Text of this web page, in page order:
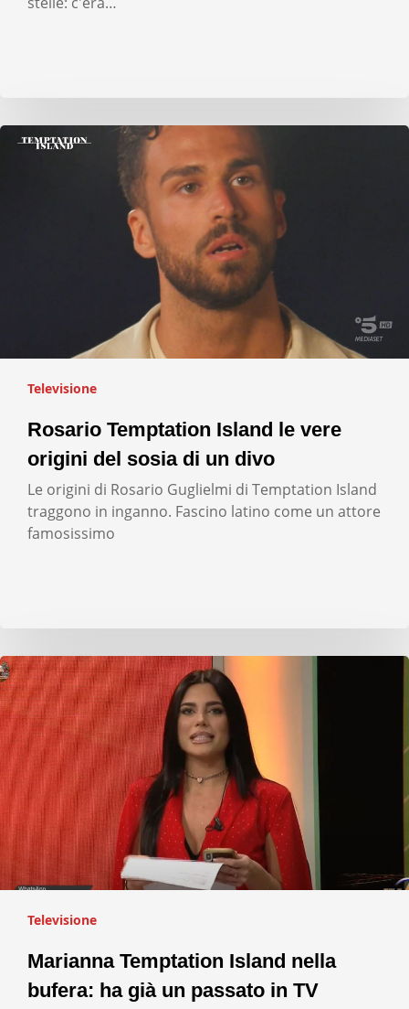
Televisione
Rosario Temptation Island le vere
origini del sosia di un divo
Le origini di Rosario Guglielmi di Temptation Island
traggono in inganno. Fascino latino come un attore
famosissimo
Televisione
Marianna Temptation Island nella
bufera: ha già un passato in TV